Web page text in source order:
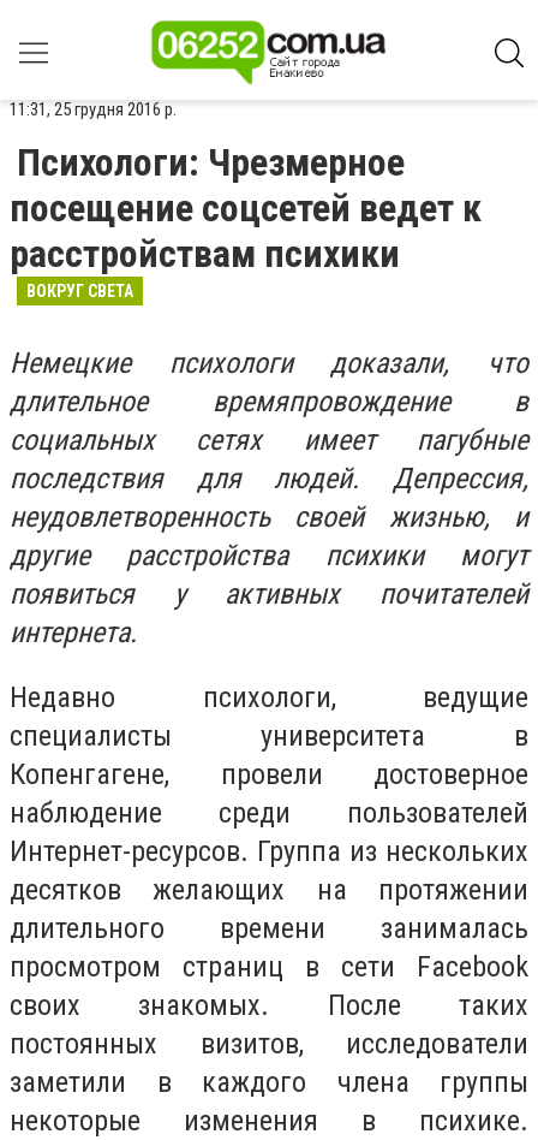
11:31, 25 грудня 2016 р.
Психологи: Чрезмерное
посещение соцсетей ведет к
расстройствам психики
ВОКРУГ СВЕТА
Немецкие психологи доказали, что
длительное времяпровождение в
социальных сетях имеет пагубные
последствия для людей. Депрессия,
неудовлетворенность своей жизнью, и
другие расстройства психики могут
появиться у активных почитателей
интернета.
Недавно психологи, ведущие
специалисты университета в
Копенгагене, провели достоверное
наблюдение среди пользователей
Интернет-ресурсов. Группа из нескольких
десятков желающих на протяжении
длительного времени занималась
просмотром страниц в сети Facebook
своих знакомых. После таких
постоянных визитов, исследователи
заметили в каждого члена группы
некоторые изменения в психике.